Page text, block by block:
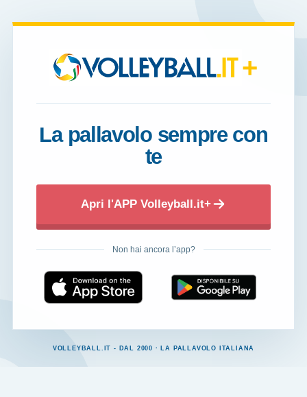
+
La pallavolo sempre con
te
Apri l'APP Volleyball.it+
Non hai ancora l’app?
VOLLEYBALL.IT - DAL 2000 · LA PALLAVOLO ITALIANA